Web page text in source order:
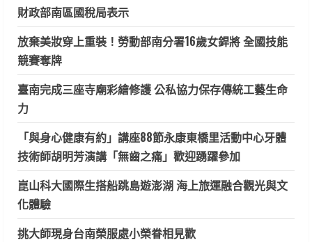
財政部南區國稅局表示
放棄美妝穿上重裝！勞動部南分署16歲女銲將 全國技能
競賽奪牌
臺南完成三座寺廟彩繪修護 公私協力保存傳統工藝生命
力
「與身心健康有約」講座88節永康東橋里活動中心牙體
技術師胡明芳演講「無齒之痛」歡迎踴躍參加
崑山科大國際生搭船跳島遊澎湖 海上旅運融合觀光與文
化體驗
挑大師現身台南榮服處小榮眷相見歡